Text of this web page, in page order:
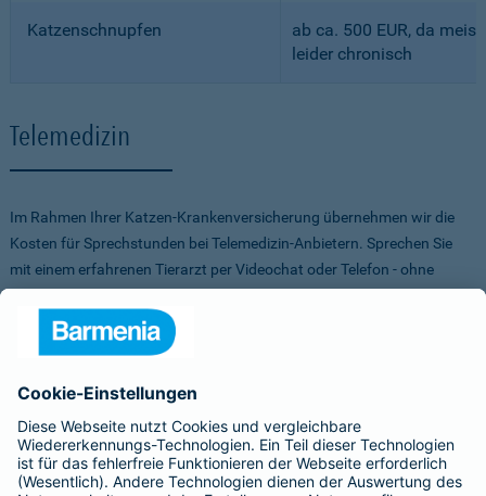
Katzenschnupfen
ab ca. 500 EUR, da
leider chronisch
Telemedizin
Im Rahmen Ihrer Katzen-Krankenversicherung übernehmen wir die
Kosten für Sprechstunden bei Telemedizin-Anbietern. Sprechen Sie
mit einem erfahrenen Tierarzt per Videochat oder Telefon - ohne
Stress für Sie und Ihr Tier.
Um Ihnen die Auswahl der Anbieter zu erleichtern, haben wir vorab
Anbieter verglichen, getestet und Vorteile für Sie vereinbart. Sowohl
bei FirstVet als auch bei Pfotendoctor profitieren Sie von einer
Direktabrechnung. Die Kosten werden also direkt zwischen dem
Anbieter und uns abgerechnet.
Für mehr Infos zu den Anbietern klicken Sie auf die Logos.